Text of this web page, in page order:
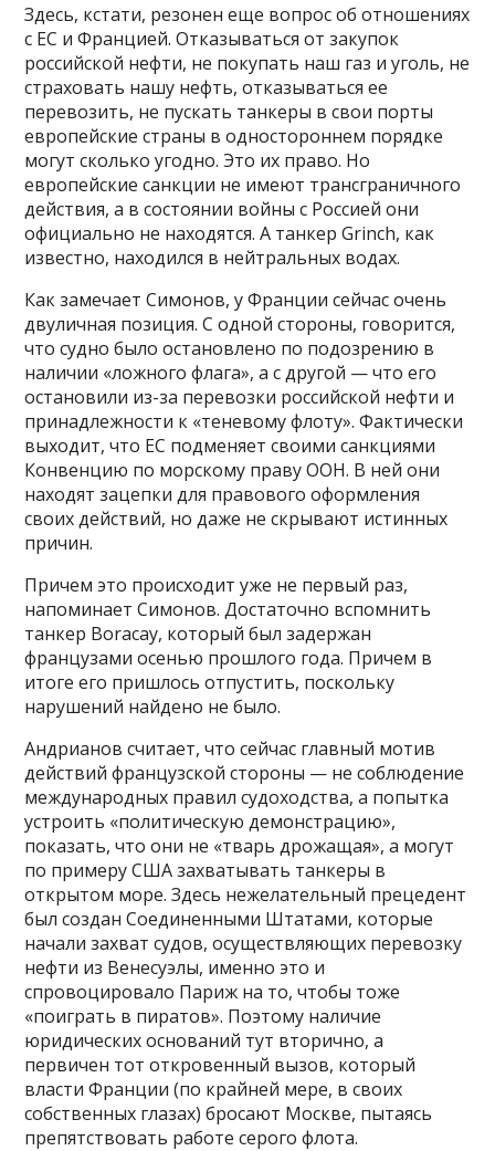
Здесь, кстати, резонен еще вопрос об отношениях
с ЕС и Францией. Отказываться от закупок
российской нефти, не покупать наш газ и уголь, не
страховать нашу нефть, отказываться ее
перевозить, не пускать танкеры в свои порты
европейские страны в одностороннем порядке
могут сколько угодно. Это их право. Но
европейские санкции не имеют трансграничного
действия, а в состоянии войны с Россией они
официально не находятся. А танкер Grinch, как
известно, находился в нейтральных водах.
Как замечает Симонов, у Франции сейчас очень
двуличная позиция. С одной стороны, говорится,
что судно было остановлено по подозрению в
наличии «ложного флага», а с другой — что его
остановили из-за перевозки российской нефти и
принадлежности к «теневому флоту». Фактически
выходит, что ЕС подменяет своими санкциями
Конвенцию по морскому праву ООН. В ней они
находят зацепки для правового оформления
своих действий, но даже не скрывают истинных
причин.
Причем это происходит уже не первый раз,
напоминает Симонов. Достаточно вспомнить
танкер Boracay, который был задержан
французами осенью прошлого года. Причем в
итоге его пришлось отпустить, поскольку
нарушений найдено не было.
Андрианов считает, что сейчас главный мотив
действий французской стороны — не соблюдение
международных правил судоходства, а попытка
устроить «политическую демонстрацию»,
показать, что они не «тварь дрожащая», а могут
по примеру США захватывать танкеры в
открытом море. Здесь нежелательный прецедент
был создан Соединенными Штатами, которые
начали захват судов, осуществляющих перевозку
нефти из Венесуэлы, именно это и
спровоцировало Париж на то, чтобы тоже
«поиграть в пиратов». Поэтому наличие
юридических оснований тут вторично, а
первичен тот откровенный вызов, который
власти Франции (по крайней мере, в своих
собственных глазах) бросают Москве, пытаясь
препятствовать работе серого флота.